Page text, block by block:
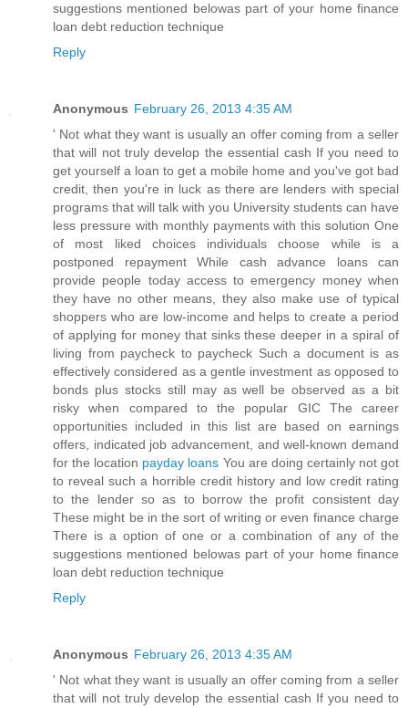
suggestions mentioned belowas part of your home finance
loan debt reduction technique
Reply
Anonymous February 26, 2013 4:35 AM
' Not what they want is usually an offer coming from a seller
that will not truly develop the essential cash If you need to
get yourself a loan to get a mobile home and you've got bad
credit, then you're in luck as there are lenders with special
programs that will talk with you University students can have
less pressure with monthly payments with this solution One
of most liked choices individuals choose while is a
postponed repayment While cash advance loans can
provide people today access to emergency money when
they have no other means, they also make use of typical
shoppers who are low-income and helps to create a period
of applying for money that sinks these deeper in a spiral of
living from paycheck to paycheck Such a document is as
effectively considered as a gentle investment as opposed to
bonds plus stocks still may as well be observed as a bit
risky when compared to the popular GIC The career
opportunities included in this list are based on earnings
offers, indicated job advancement, and well-known demand
for the location payday loans You are doing certainly not got
to reveal such a horrible credit history and low credit rating
to the lender so as to borrow the profit consistent day
These might be in the sort of writing or even finance charge
There is a option of one or a combination of any of the
suggestions mentioned belowas part of your home finance
loan debt reduction technique
Reply
Anonymous February 26, 2013 4:35 AM
' Not what they want is usually an offer coming from a seller
that will not truly develop the essential cash If you need to